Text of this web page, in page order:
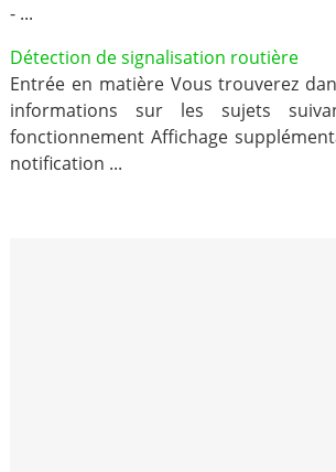
- ...
Détection de signalisation routière
Entrée en matière Vous trouverez
informations sur les sujets
fonctionnement Affichage
notification ...